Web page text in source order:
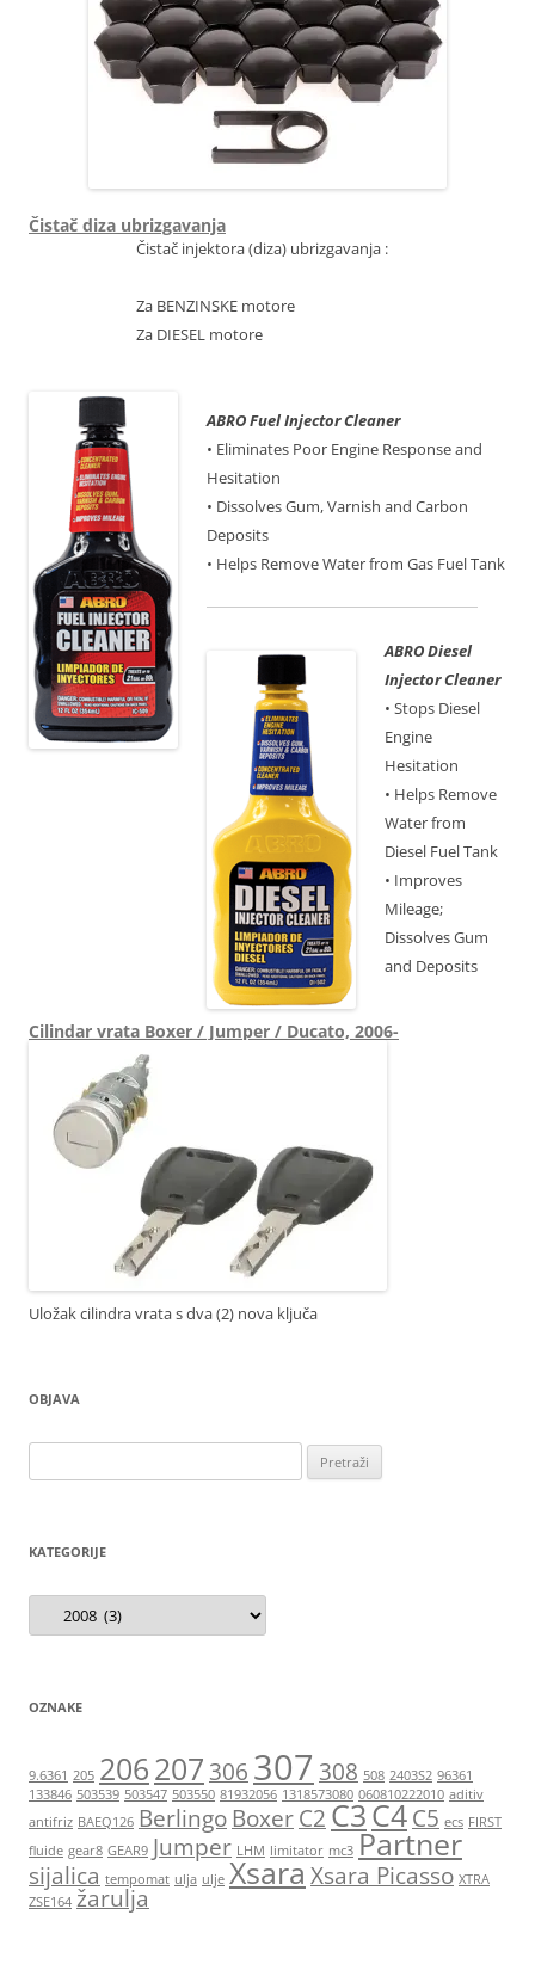
Čistač diza ubrizgavanja
Čistač injektora (diza) ubrizgavanja :
Za BENZINSKE motore
Za DIESEL motore
ABRO Fuel Injector Cleaner
• Eliminates Poor Engine Response and
Hesitation
• Dissolves Gum, Varnish and Carbon
Deposits
• Helps Remove Water from Gas Fuel Tank
ABRO Diesel
Injector Cleaner
• Stops Diesel
Engine
Hesitation
• Helps Remove
Water from
Diesel Fuel Tank
• Improves
Mileage;
Dissolves Gum
and Deposits
Cilindar vrata Boxer / Jumper / Ducato, 2006-
Uložak cilindra vrata s dva (2) nova ključa
OBJAVA
KATEGORIJE
Kategorije
OZNAKE
9.6361 205 206207 306 307 308 508 2403S2 96361
133846 503539 503547 503550 81932056 1318573080 060810222010 aditiv
antifriz BAEQ126 Berlingo BoxerC2 C3C4C5 ecs FIRST
fluide gear8 GEAR9 Jumper LHM limitator mc3 Partner
sijalica tempomat ulja ulje Xsara Xsara Picasso XTRA
ZSE164 žarulja